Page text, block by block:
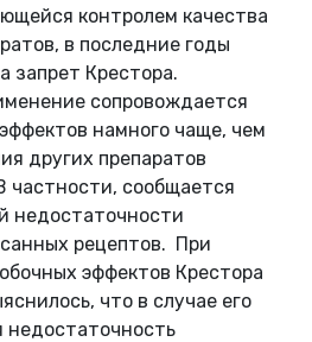
контролем качества
в последние годы
запрет Крестора.
сопровождается
намного чаще, чем
других препаратов
частности, сообщается
недостаточности
рецептов. При
эффектов Крестора
что в случае его
недостаточность